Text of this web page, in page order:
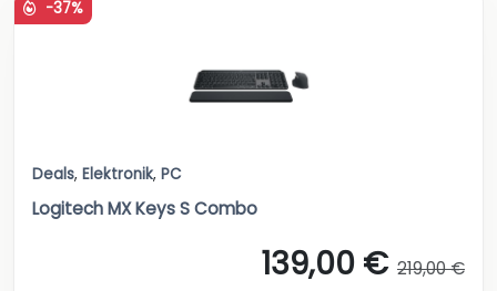
-37%
Deals, Elektronik, PC
Logitech MX Keys S Combo
139,00 € 219,00 €